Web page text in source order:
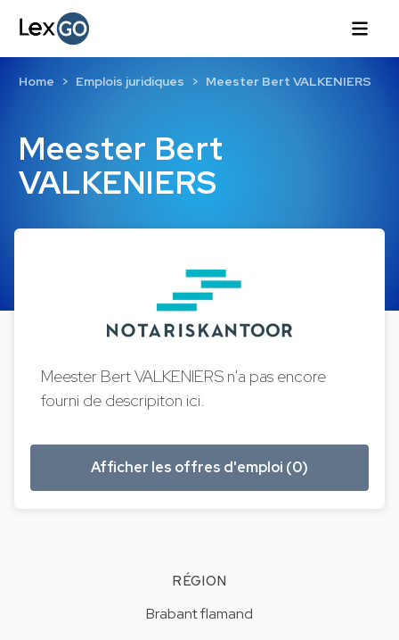
Meester Bert
VALKENIERS
Home Emplois juridiques Meester Bert VALKENIERS
Meester Bert VALKENIERS n'a pas encore
fourni de descripiton ici.
Afficher les offres d'emploi (0)
RÉGION
Brabant flamand